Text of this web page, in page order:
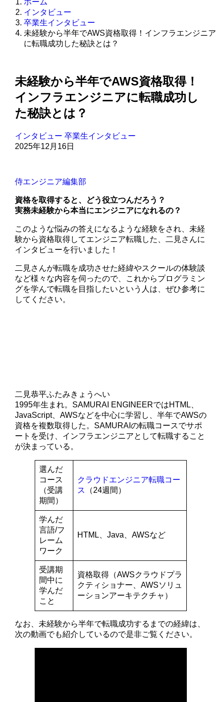
ホーム
インタビュー
卒業生インタビュー
未経験から半年でAWS資格取得！インフラエンジニア
に転職成功した秘訣とは？
未経験から半年でAWS資格取得！
インフラエンジニアに転職成功し
た秘訣とは？
インタビュー卒業生インタビュー
2025年12月16日
侍エンジニア編集部
資格を取得すると、どう役立つんだろう？
実務未経験から本当にエンジニアになれるの？
このような悩みの答えになるような経験をされ、未経
験から資格取得してエンジニア転職した、二見さんに
インタビューを行いました！
二見さんが転職を成功させた経緯やスクールの体験談
など様々な内容を伺ったので、これからプログラミン
グを学んで転職を目指したいという人は、ぜひ参考に
してください。
二見恭平ふたみきょうへい
1995年生まれ。SAMURAI ENGINEERではHTML、
JavaScript、AWSなどを中心に学習し、半年でAWSの
資格を複数取得した。SAMURAIの転職コースでサポ
ートを受け、インフラエンジニアとして転職すること
が決まっている。
選んだ
コース
（受講
期間）
クラウドエンジニア転職コー
ス
（24週間）
学んだ
言語/フ
レーム
ワーク
HTML、Java、AWSなど
受講期
間中に
学んだ
こと
資格取得（AWSクラウドプラ
クティショナー、AWSソリュ
ーションアーキテクチャ）
なお、未経験から半年で転職成功するまでの経緯は、
次の動画でも紹介しているので是非ご覧ください。